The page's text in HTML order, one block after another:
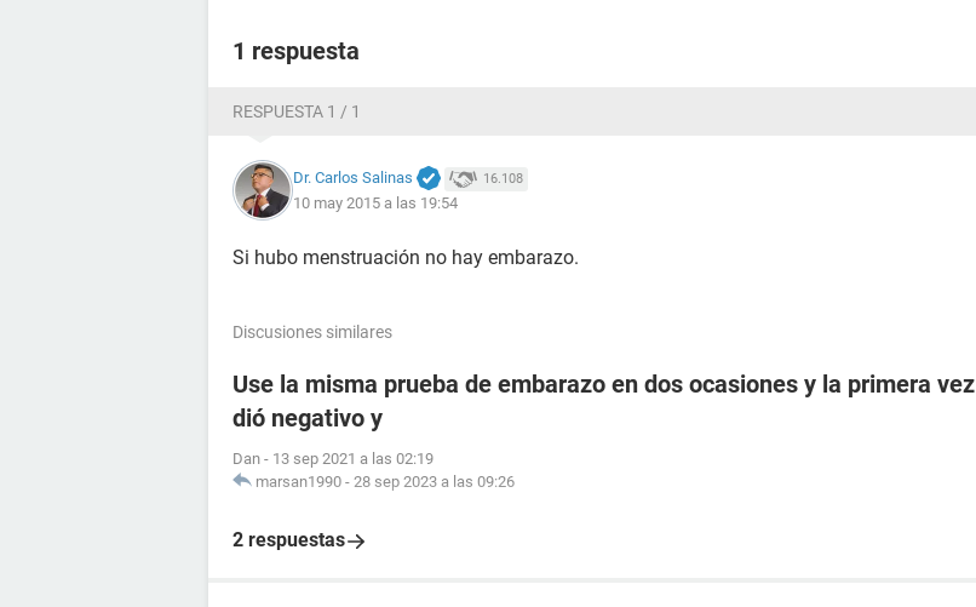
1 respuesta
RESPUESTA 1 / 1
Dr. Carlos Salinas 16.108
10 may 2015 a las 19:54
Si hubo menstruación no hay embarazo.
Discusiones similares
Use la misma prueba de embarazo en dos ocasiones y la primera vez
dió negativo y
Dan - 13 sep 2021 a las 02:19
marsan1990 - 28 sep 2023 a las 09:26
2 respuestas